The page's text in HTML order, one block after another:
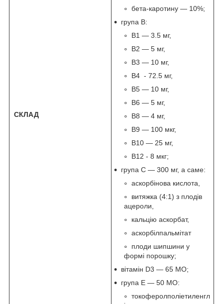
СКЛАД
бета-каротину — 10%;
група В:
В1 — 3.5 мг,
В2 — 5 мг,
В3 — 10 мг,
В4 - 72.5 мг,
В5 — 10 мг,
В6 — 5 мг,
В8 — 4 мг,
В9 — 100 мкг,
В10 — 25 мг,
В12 - 8 мкг;
група С — 300 мг, а саме:
аскорбінова кислота,
витяжка (4:1) з плодів
ацероли,
кальцію аскорбат,
аскорбілпальмітат
плоди шипшини у
формі порошку;
вітамін D3 — 65 МО;
група Е — 50 МО:
токоферолполіетиленгл